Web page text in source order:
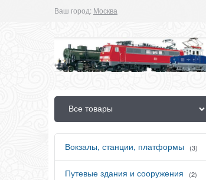
Ваш город: Москва
Все товары
Вокзалы, станции, платформы (3)
Путевые здания и сооружения (2)